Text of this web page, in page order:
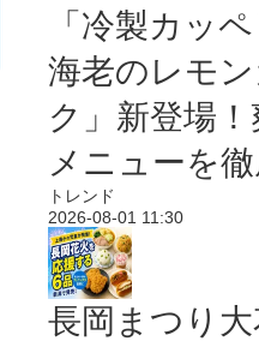
「冷製カッ
海老のレモ
ク」新登場
メニューを
トレンド
2026-08-01 11:30
長岡まつり